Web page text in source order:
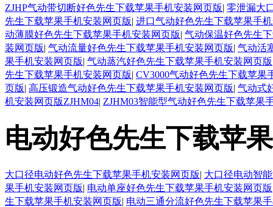
ZJHP气动带切断好色先生下载苹果手机安装网页版| 零泄漏大
先生下载苹果手机安装网页版| 进口气动好色先生下载苹果手
动薄膜好色先生下载苹果手机安装网页版| 气动保温好色先生
装网页版| 气动流量好色先生下载苹果手机安装网页版| 气动活
果手机安装网页版| 气动蒸汽好色先生下载苹果手机安装网页版
先生下载苹果手机安装网页版| CV3000气动好色先生下载苹果
页版| 高压锻造气动好色先生下载苹果手机安装网页版| 气动式
机安装网页版ZJHM04| ZJHM03智能型气动好色先生下载苹果
电动好色先生下载苹
大口径电动好色先生下载苹果手机安装网页版| 大口径电动智
果手机安装网页版| 电动单座好色先生下载苹果手机安装网页版
生下载苹果手机安装网页版| 电动三通分流好色先生下载苹果